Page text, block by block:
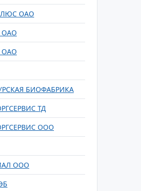
ОАО
ОАО
ОАО
БИОФАБРИКА
ТД
ООО
ООО